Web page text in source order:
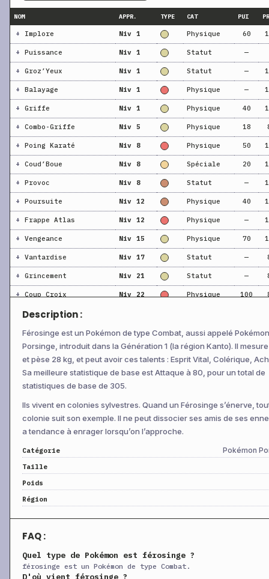
NOM APPR. TYPE CAT PUI
+ Implore Niv 1 Physique 60
+ Puissance Niv 1 Statut —
+ Groz’Yeux Niv 1 Statut —
+ Balayage Niv 1 Physique —
+ Griffe Niv 1 Physique 40
+ Combo-Griffe Niv 5 Physique 18
+ Poing Karaté Niv 8 Physique 50
+ Coud’Boue Niv 8 Spéciale 20
+ Provoc Niv 8 Statut —
+ Poursuite Niv 12 Physique 40
+ Frappe Atlas Niv 12 Physique —
+ Vengeance Niv 15 Physique 70
+ Vantardise Niv 17 Statut —
+ Grincement Niv 21 Statut —
+ Coup Croix Niv 22 Physique 100
Assurance
Punition Niv 29 Physique —
Coud’Krâne Niv 29 Physique 130
Mania Niv 29 Physique 120
Demi-Tour Niv 29
Close Combat Niv 33 Physique 120
Niv 40
Acrobatie
Aéropique
+ Attraction CT Statut —
Patience
Plaquage CT Physique
Casse-Brique CT
Description :
Férosinge est un Pokémon de type Combat, aussi appelé Pokémon
Porsinge, introduit dans la Génération 1 (la région Kanto). Il
et pèse 28 kg, et peut avoir ces talents : Esprit Vital, Colérique,
Sa meilleure statistique de base est Attaque à 80, pour un total de
statistiques de base de 305.
Ils vivent en colonies sylvestres. Quand un Férosinge s’énerve,
colonie suit son exemple. Il ne peut dissocier ses amis de ses
a tendance à enrager lorsqu’on l’approche.
Catégorie Pokémon
Taille
Poids
Région
FAQ :
Quel type de Pokémon est férosinge ?
férosinge est un Pokémon de type Combat.
D'où vient férosinge ?